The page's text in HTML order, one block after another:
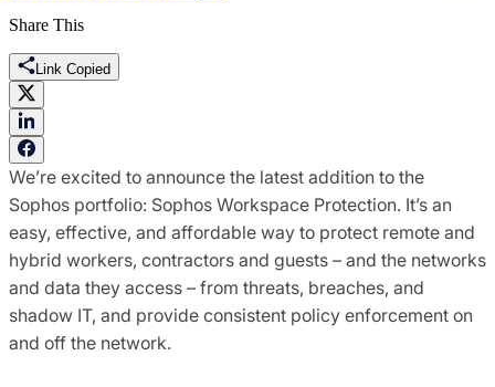
Share This
Link Copied
We’re excited to announce the latest addition to the
Sophos portfolio: Sophos Workspace Protection. It’s an
easy, effective, and affordable way to protect remote and
hybrid workers, contractors and guests – and the networks
and data they access – from threats, breaches, and
shadow IT, and provide consistent policy enforcement on
and off the network.